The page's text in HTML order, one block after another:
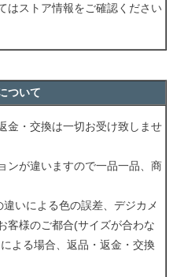
はストア情報をご確認ください
ついて
金・交換は一切お受け致しませ
ンが違いますので一品一品、商
いによる色の誤差、デジカメ
客様のご都合(サイズが合わな
よる場合、返品・返金・交換